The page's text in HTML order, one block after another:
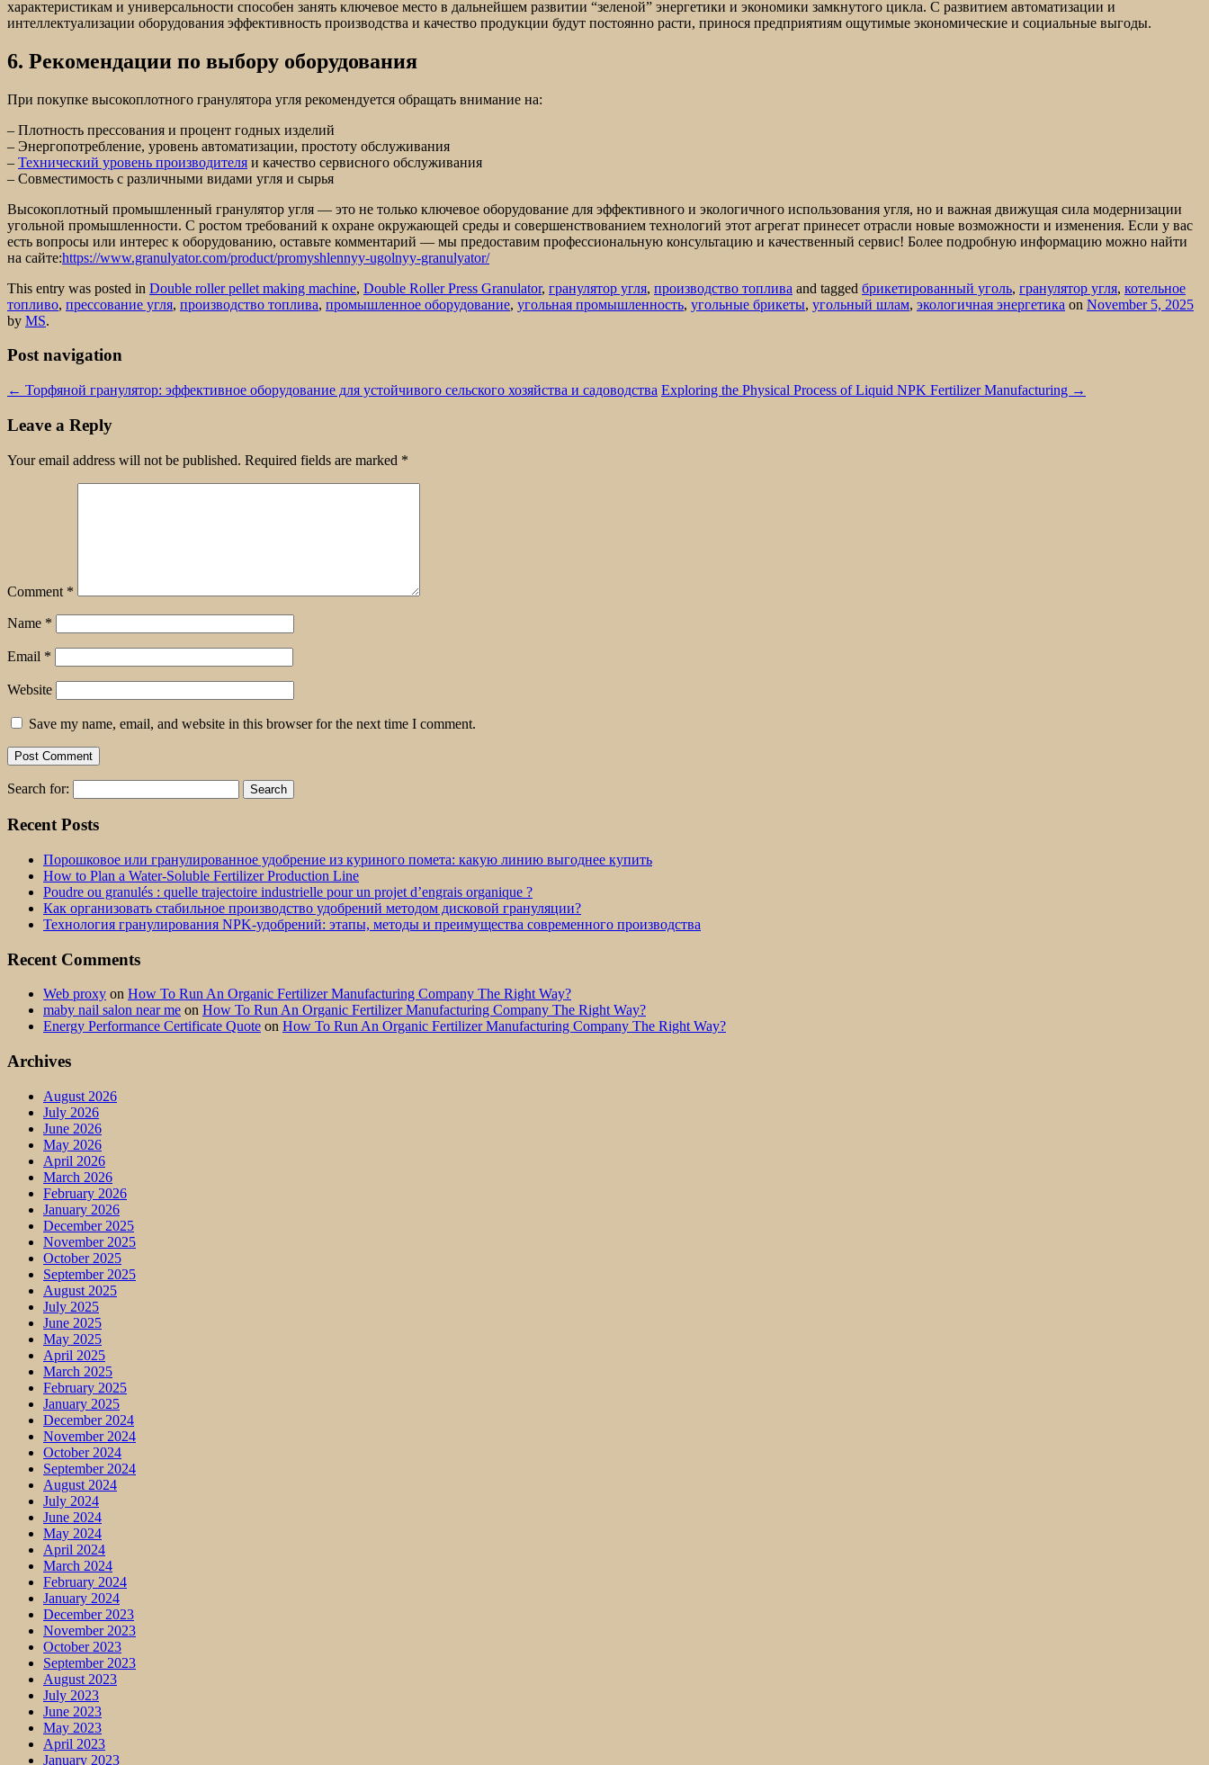
характеристикам и универсальности способен занять ключевое место в дальнейшем развитии “зеленой” энергетики и экономики замкнутого цикла. С развитием автоматизации и
интеллектуализации оборудования эффективность производства и качество продукции будут постоянно расти, принося предприятиям ощутимые экономические и социальные выгоды.
6. Рекомендации по выбору оборудования
При покупке высокоплотного гранулятора угля рекомендуется обращать внимание на:
– Плотность прессования и процент годных изделий
– Энергопотребление, уровень автоматизации, простоту обслуживания
– Технический уровень производителя и качество сервисного обслуживания
– Совместимость с различными видами угля и сырья
Высокоплотный промышленный гранулятор угля — это не только ключевое оборудование для эффективного и экологичного использования угля, но и важная движущая сила модернизации
угольной промышленности. С ростом требований к охране окружающей среды и совершенствованием технологий этот агрегат принесет отрасли новые возможности и изменения. Если у вас
есть вопросы или интерес к оборудованию, оставьте комментарий — мы предоставим профессиональную консультацию и качественный сервис! Более подробную информацию можно найти
на сайте:https://www.granulyator.com/product/promyshlennyy-ugolnyy-granulyator/
This entry was posted in Double roller pellet making machine, Double Roller Press Granulator, гранулятор угля, производство топлива and tagged брикетированный уголь, гранулятор угля, котельное
топливо, прессование угля, производство топлива, промышленное оборудование, угольная промышленность, угольные брикеты, угольный шлам, экологичная энергетика on November 5, 2025
by MS.
Post navigation
← Торфяной гранулятор: эффективное оборудование для устойчивого сельского хозяйства и садоводства Exploring the Physical Process of Liquid NPK Fertilizer Manufacturing →
Leave a Reply
Your email address will not be published. Required fields are marked *
Comment *
Name *
Email *
Website
Save my name, email, and website in this browser for the next time I comment.
Search for:
Recent Posts
Порошковое или гранулированное удобрение из куриного помета: какую линию выгоднее купить
How to Plan a Water-Soluble Fertilizer Production Line
Poudre ou granulés : quelle trajectoire industrielle pour un projet d’engrais organique ?
Как организовать стабильное производство удобрений методом дисковой грануляции?
Технология гранулирования NPK-удобрений: этапы, методы и преимущества современного производства
Recent Comments
Web proxy on How To Run An Organic Fertilizer Manufacturing Company The Right Way?
maby nail salon near me on How To Run An Organic Fertilizer Manufacturing Company The Right Way?
Energy Performance Certificate Quote on How To Run An Organic Fertilizer Manufacturing Company The Right Way?
Archives
August 2026
July 2026
June 2026
May 2026
April 2026
March 2026
February 2026
January 2026
December 2025
November 2025
October 2025
September 2025
August 2025
July 2025
June 2025
May 2025
April 2025
March 2025
February 2025
January 2025
December 2024
November 2024
October 2024
September 2024
August 2024
July 2024
June 2024
May 2024
April 2024
March 2024
February 2024
January 2024
December 2023
November 2023
October 2023
September 2023
August 2023
July 2023
June 2023
May 2023
April 2023
January 2023